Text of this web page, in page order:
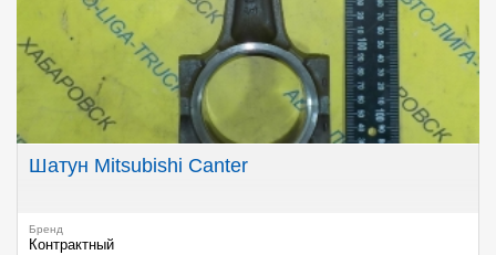
Шатун Mitsubishi Canter
Бренд
Контрактный